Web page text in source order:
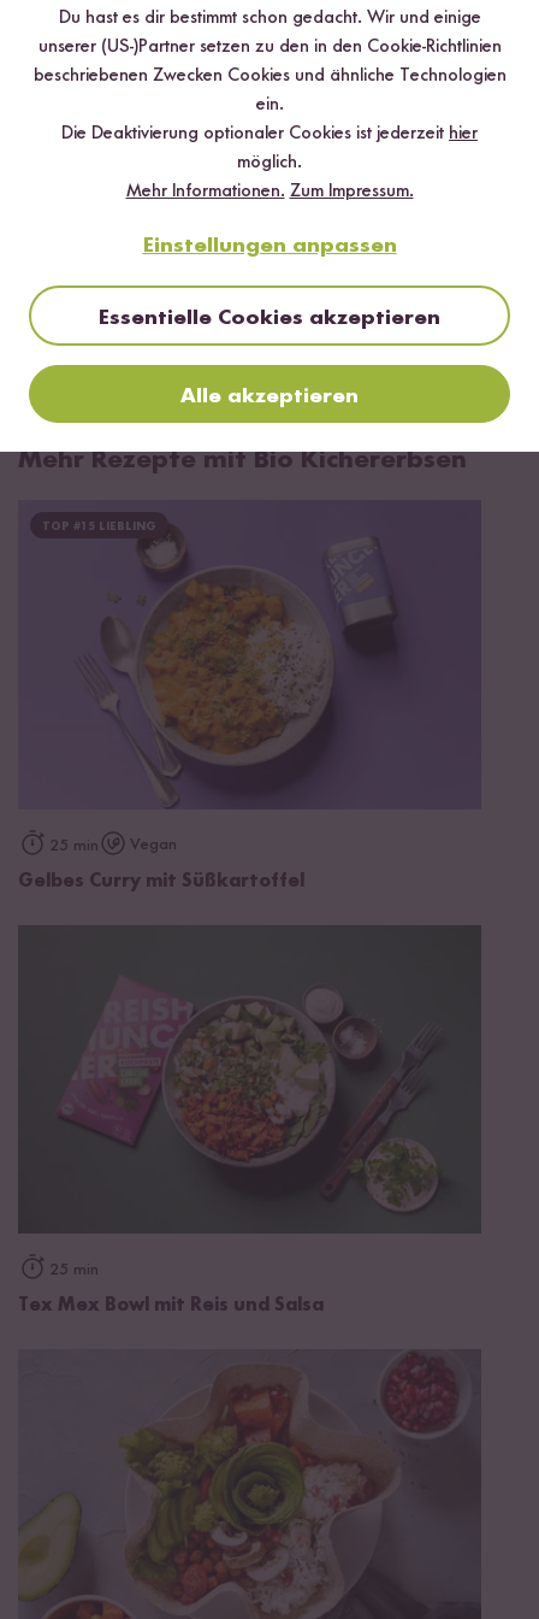
Digitales Rezeptbuch per E-Mail
✔️ 25 leckere Rezepte aus unseren bunten Kochwelten
✔️ Von Sushi über Curry bis hin zu Desserts
✔️ Inklusive Tipps & Tricks für die Zubereitung
Jetzt sichern
*Das Digitale Rezeptbuch wird dir nach vollständiger Anmeldung zum Newsletter
per E-Mail zugeschickt.
Mehr Rezepte mit Bio Kichererbsen
TOP #15 LIEBLING
25 min Vegan
Gelbes Curry mit Süßkartoffel
25 min
Tex Mex Bowl mit Reis und Salsa
Du hast es dir bestimmt schon gedacht. Wir und einige
unserer (US-)Partner setzen zu den in den Cookie-Richtlinien
beschriebenen Zwecken Cookies und ähnliche Technologien
ein.
Die Deaktivierung optionaler Cookies ist jederzeit hier
möglich.
Mehr Informationen. Zum Impressum.
Einstellungen anpassen
Essentielle Cookies akzeptieren
Alle akzeptieren